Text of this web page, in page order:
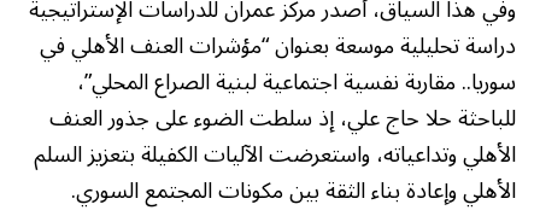
وفي هذا السياق، أصدر مركز عمران للدراسات الإستراتيجية
دراسة تحليلية موسعة بعنوان “مؤشرات العنف الأهلي في
سوريا.. مقاربة نفسية اجتماعية لبنية الصراع المحلي”،
للباحثة حلا حاج علي، إذ سلطت الضوء على جذور العنف
الأهلي وتداعياته، واستعرضت الآليات الكفيلة بتعزيز السلم
الأهلي وإعادة بناء الثقة بين مكونات المجتمع السوري.